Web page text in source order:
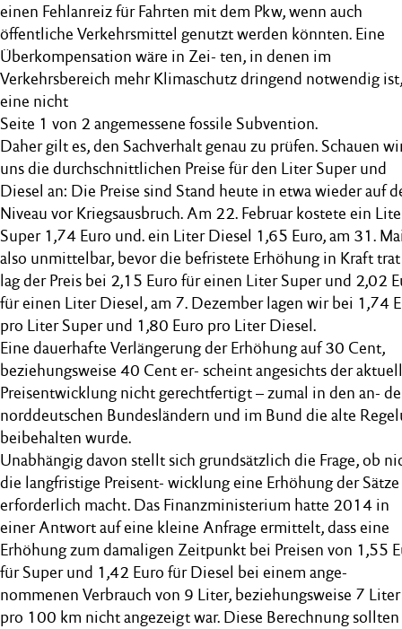
einen Fehlanreiz für Fahrten mit dem Pkw, wenn auch
öffentliche Verkehrsmittel genutzt werden könnten. Eine
Überkompensation wäre in Zei- ten, in denen im
Verkehrsbereich mehr Klimaschutz dringend notwendig ist,
eine nicht
Seite 1 von 2 angemessene fossile Subvention.
Daher gilt es, den Sachverhalt genau zu prüfen. Schauen
uns die durchschnittlichen Preise für den Liter Super und
Diesel an: Die Preise sind Stand heute in etwa wieder auf
Niveau vor Kriegsausbruch. Am 22. Februar kostete ein
Super 1,74 Euro und. ein Liter Diesel 1,65 Euro, am 31.
also unmittelbar, bevor die befristete Erhöhung in Kraft
lag der Preis bei 2,15 Euro für einen Liter Super und 2,02
für einen Liter Diesel, am 7. Dezember lagen wir bei 1,74
pro Liter Super und 1,80 Euro pro Liter Diesel.
Eine dauerhafte Verlängerung der Erhöhung auf 30 Cent,
beziehungsweise 40 Cent er- scheint angesichts der
Preisentwicklung nicht gerechtfertigt – zumal in den an-
norddeutschen Bundesländern und im Bund die alte
beibehalten wurde.
Unabhängig davon stellt sich grundsätzlich die Frage, ob
die langfristige Preisent- wicklung eine Erhöhung der Sätze
erforderlich macht. Das Finanzministerium hatte 2014 in
einer Antwort auf eine kleine Anfrage ermittelt, dass eine
Erhöhung zum damaligen Zeitpunkt bei Preisen von 1,55
für Super und 1,42 Euro für Diesel bei einem ange-
nommenen Verbrauch von 9 Liter, beziehungsweise 7 Liter
pro 100 km nicht angezeigt war. Diese Berechnung sollten